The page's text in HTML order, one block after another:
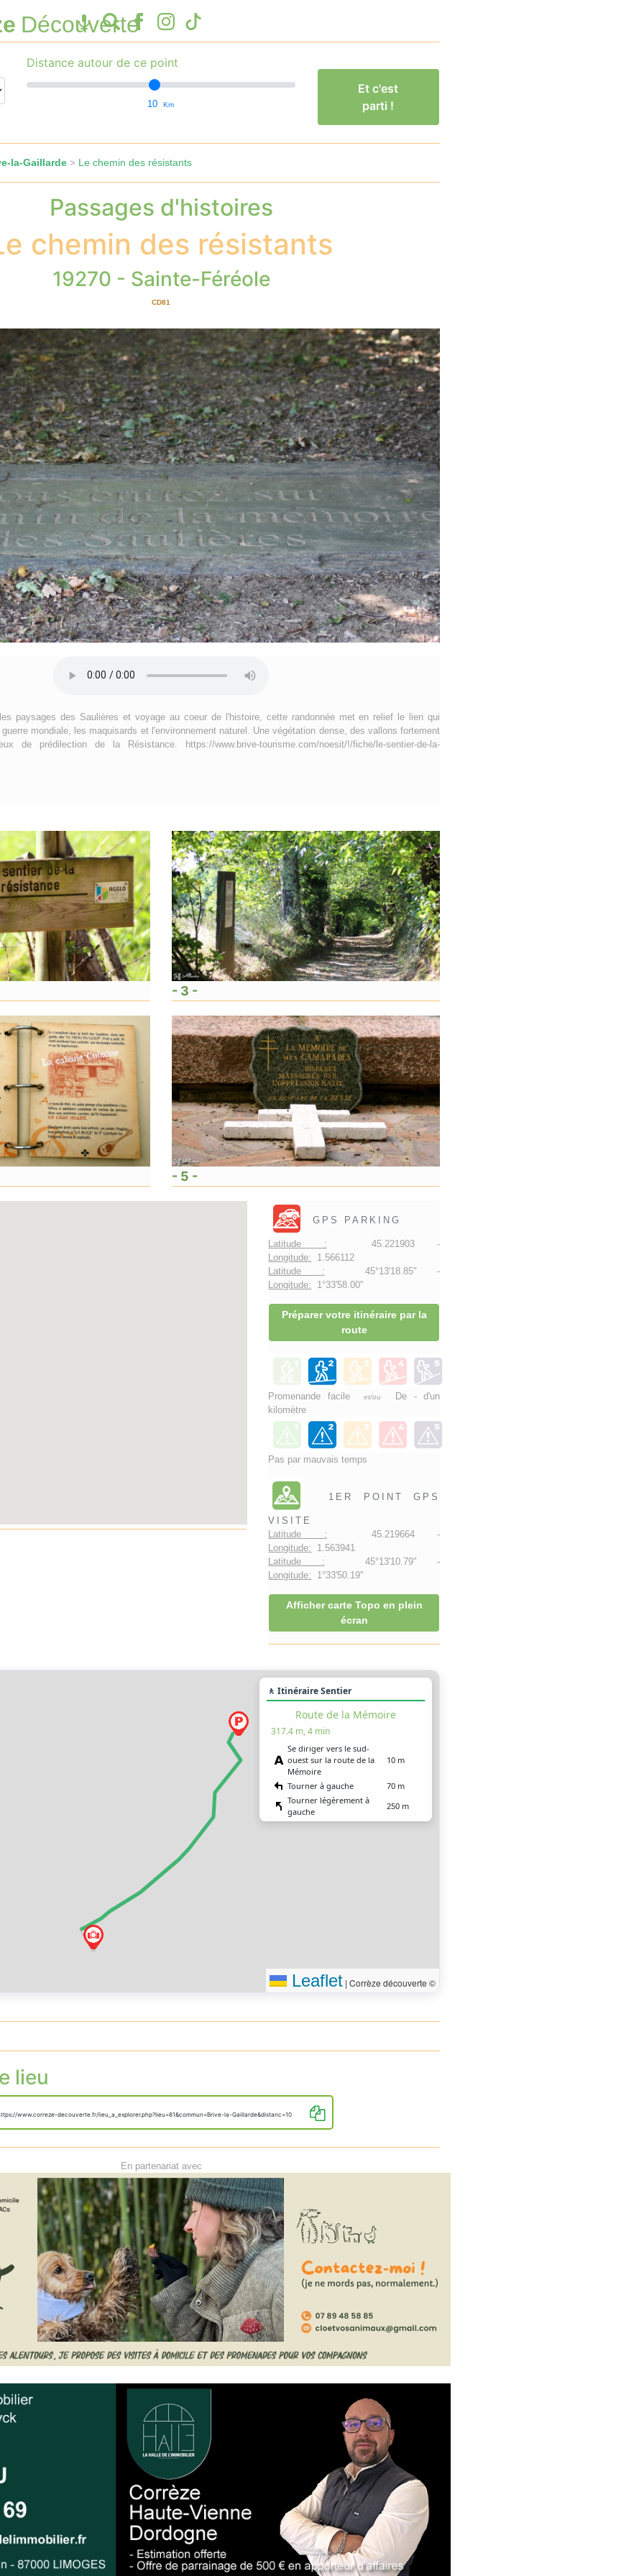
Découverte
Distance autour de ce point
10 Km
Et c'est
parti !
la-Gaillarde> Le chemin des résistants
Passages d'histoires
chemin des résistants
19270 - Sainte-Féréole
CD81
paysages des Saulières et voyage au coeur de l'histoire, cette randonnée met en relief le lien qui
mondiale, les maquisards et l'environnement naturel. Une végétation dense, des vallons fortement
de prédilection de la Résistance. https://www.brive-tourisme.com/noesit/!/fiche/le-sentier-de-la-
- 3 -
- 5 -
GPS PARKING
Latitude : 45.221903 -
Longitude: 1.566112
Latitude : 45°13'18.85" -
Longitude: 1°33'58.00"
Préparer votre itinéraire par la
route
Promenande facileet/ou
De - d'un
kilomètre
Pas par mauvais temps
1ER POINT GPS
VISITE
Latitude : 45.219664 -
Longitude: 1.563941
Latitude : 45°13'10.79" -
Longitude: 1°33'50.19"
Afficher carte Topo en plein
écran
🚶 Itinéraire Sentier
Route de la Mémoire
317.4 m, 4 min
Se diriger vers le sud-
ouest sur la route de la
Mémoire
10 m
Tourner à gauche
70 m
Tourner légèrement à
gauche
250 m
Vous êtes arrivé à votre
Leaflet | Corrèze découverte ©
lieu
www.correze-decouverte.fr/lieu_a_explorer.php?lieu=81&commun=Brive-la-Gaillarde&distanc=10
En partenariat avec